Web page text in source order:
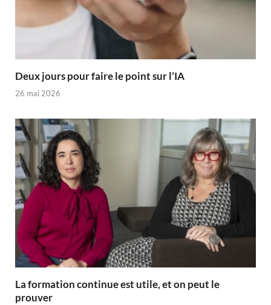
Deux jours pour faire le point sur l’IA
26 mai 2026
La formation continue est utile, et on peut le
prouver